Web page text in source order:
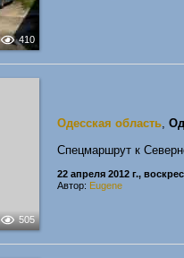
410
505
Одесская область,
Спецмаршрут к
22 апреля 2012 г.,
Автор: Eugene